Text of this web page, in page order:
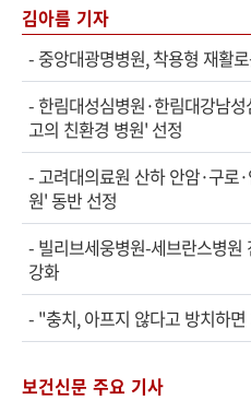
김아름 기자
-중앙대광명병원, 착용형 재활
- 한림대성심병원·한림대강남
고의 친환경 병원' 선정
- 고려대의료원 산하 안암·구로
원' 동반 선정
- 빌리브세웅병원-세브란스병
강화
- "충치, 아프지 않다고 방치하
보건신문 주요 기사